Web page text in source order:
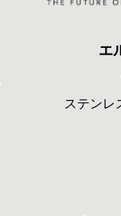
エ
ステンレ